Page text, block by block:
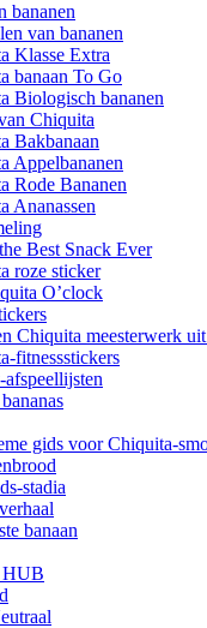
bananen
van bananen
Klasse Extra
banaan To Go
Biologisch bananen
Chiquita
Bakbanaan
Appelbananen
Rode Bananen
Ananassen
Best Snack Ever
roze sticker
O’clock
Chiquita meesterwerk
fitnessstickers
gids voor Chiquita-
stadia
banaan
HUB